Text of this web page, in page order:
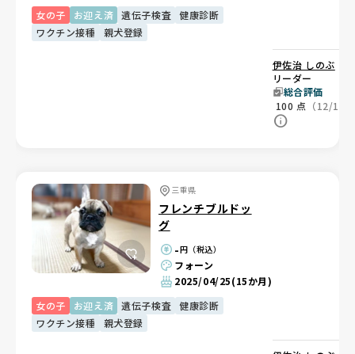
女の子
お迎え済 遺伝子検査
健康診断
ワクチン接種
親犬登録
伊佐治 しのぶ
リーダー
総合評価
100 点 （12/12）
三重県
フレンチブルドッ
グ
-円（税込）
フォーン
2025/04/25(15か月)
女の子
お迎え済 遺伝子検査
健康診断
ワクチン接種
親犬登録